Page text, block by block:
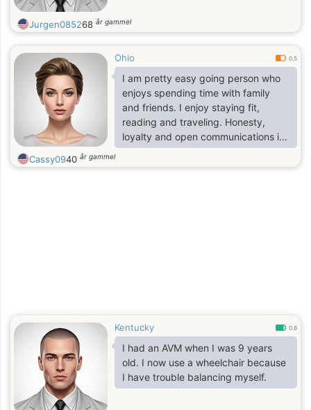
Jurgen085268 år gammel
Ohio 0.5
I am pretty easy going person who
enjoys spending time with family
and friends. I enjoy staying fit,
reading and traveling. Honesty,
loyalty and open communications is
extremely important to me in any
relationship.
Cassy0940 år gammel
Kentucky 0.8
I had an AVM when I was 9 years
old. I now use a wheelchair because
I have trouble balancing myself.